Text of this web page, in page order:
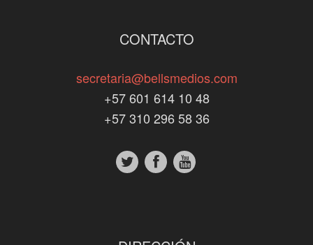
CONTACTO
secretaria@bellsmedios.com
+57 601 614 10 48
+57 310 296 58 36